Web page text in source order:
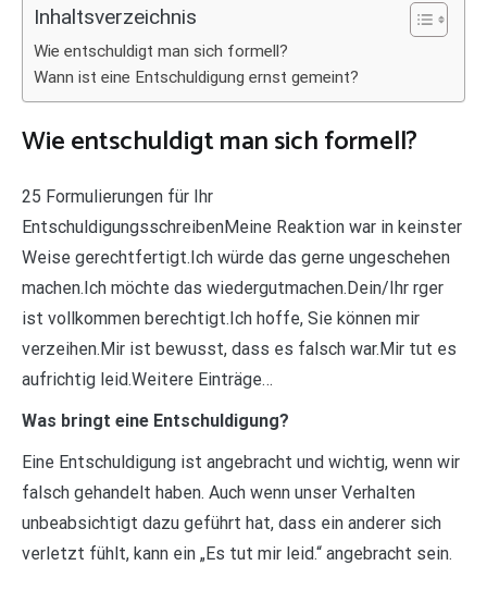
Inhaltsverzeichnis
Wie entschuldigt man sich formell?
Wann ist eine Entschuldigung ernst gemeint?
Wie entschuldigt man sich formell?
25 Formulierungen für Ihr
EntschuldigungsschreibenMeine Reaktion war in keinster
Weise gerechtfertigt.Ich würde das gerne ungeschehen
machen.Ich möchte das wiedergutmachen.Dein/Ihr rger
ist vollkommen berechtigt.Ich hoffe, Sie können mir
verzeihen.Mir ist bewusst, dass es falsch war.Mir tut es
aufrichtig leid.Weitere Einträge…
Was bringt eine Entschuldigung?
Eine Entschuldigung ist angebracht und wichtig, wenn wir
falsch gehandelt haben. Auch wenn unser Verhalten
unbeabsichtigt dazu geführt hat, dass ein anderer sich
verletzt fühlt, kann ein „Es tut mir leid.“ angebracht sein.